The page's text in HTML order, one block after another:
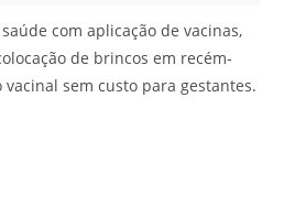
com aplicação de vacinas,
de brincos em recém-
sem custo para gestantes.